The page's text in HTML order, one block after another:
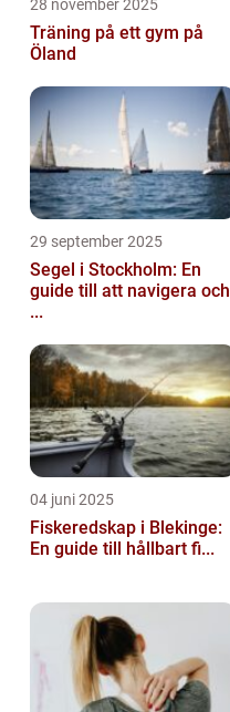
28 november 2025
Träning på ett gym på
Öland
29 september 2025
Segel i Stockholm: En
guide till att navigera och
...
04 juni 2025
Fiskeredskap i Blekinge:
En guide till hållbart fi...